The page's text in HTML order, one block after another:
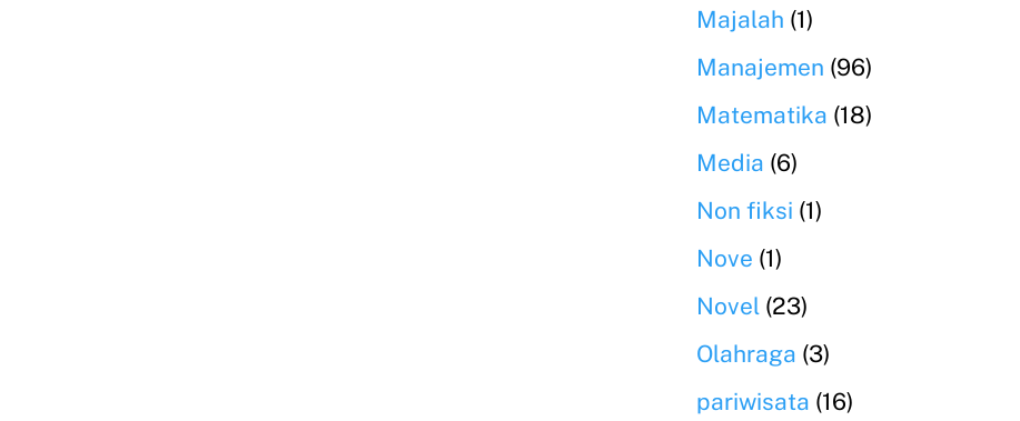
Majalah (1)
Manajemen (96)
Matematika (18)
Media (6)
Non fiksi (1)
Nove (1)
Novel (23)
Olahraga (3)
pariwisata (16)